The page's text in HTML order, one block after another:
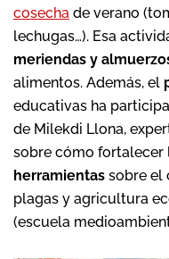
cosecha de verano
lechugas…). Esa
meriendas y
alimentos. Además, el
educativas ha
de Milekdi Llona,
sobre cómo
herramientas sobre el
plagas y agricultura
(escuela